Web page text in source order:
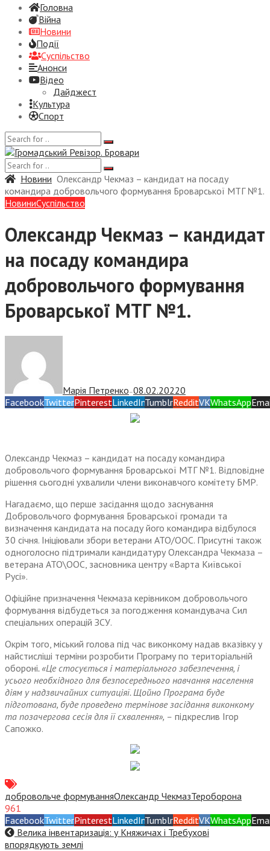
Головна
Війна
Новини
Події
Суспiльство
Анонси
Відео
Дайджест
Культура
Спорт
Новини Олександр Чекмаз – кандидат на посаду
командира добровольчого формування Броварської МТГ №1.
НовиниСуспiльство
Олександр Чекмаз – кандидат
на посаду командира
добровольчого формування
Броварської МТГ №1.
Марія Петренко —08.02.20220
FacebookTwitterPinterestLinkedInTumblrRedditVKWhatsApp
Олександр Чекмаз – кандидат на посаду командира
добровольчого формування Броварської МТГ №1. Відповідне
рішення сьогодні ухвалили члени виконавчого комітету БМР.
Нагадаємо, що перше засідання щодо заснування
Добровольчого формування Броварської громади та
визначення кандидата на посаду його командира відбулося
30 січня. Ініціювали збори ветерани АТО/ООС. Присутні також
одноголосно підтримали кандидатуру Олександра Чекмаза –
ветерана АТО\ООС, засновника центру «Варта Київської
Русі».
Офіційне призначення Чекмаза керівником добровольчого
формування відбудеться за погодження командувача Сил
спеціальних операцій ЗСУ.
Окрім того, міський голова під час виконкому надав вказівку у
найстисліші терміни розробити Програму по територіальній
обороні. «Це стосується і матеріального забезпечення, і
усього необхідного для безпосереднього навчання населення
діям у надзвичайних ситуаціяї. Щойно Програма буде
підготована, буде проведено термінове засідання виконкому
та позачергова сесія для її схвалення», – підкреслив Ігор
Сапожко.
добровольче формуванняОлександр ЧекмазТероборона
961
FacebookTwitterPinterestLinkedInTumblrRedditVKWhatsApp
Велика інвентаризація: у Княжичах і Требухові
впорядкують землі